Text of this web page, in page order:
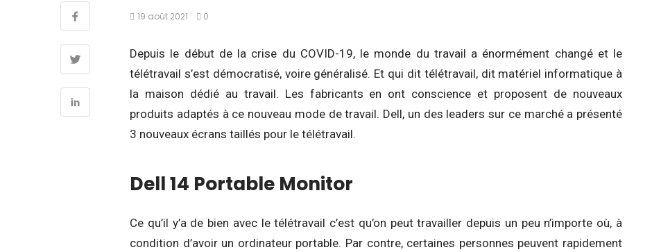
19 août 2021 0
Depuis le début de la crise du COVID-19, le monde du travail a énormément changé et le
télétravail s’est démocratisé, voire généralisé. Et qui dit télétravail, dit matériel informatique à
la maison dédié au travail. Les fabricants en ont conscience et proposent de nouveaux
produits adaptés à ce nouveau mode de travail. Dell, un des leaders sur ce marché a présenté
3 nouveaux écrans taillés pour le télétravail.
Dell 14 Portable Monitor
Ce qu’il y’a de bien avec le télétravail c’est qu’on peut travailler depuis un peu n’importe où, à
condition d’avoir un ordinateur portable. Par contre, certaines personnes peuvent rapidement